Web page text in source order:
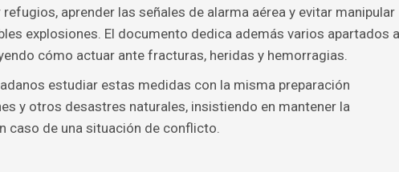
aprender las señales de alarma aérea y evitar manipular
explosiones. El documento dedica además varios apartados a
cómo actuar ante fracturas, heridas y hemorragias.
estudiar estas medidas con la misma preparación
y otros desastres naturales, insistiendo en mantener la
caso de una situación de conflicto.